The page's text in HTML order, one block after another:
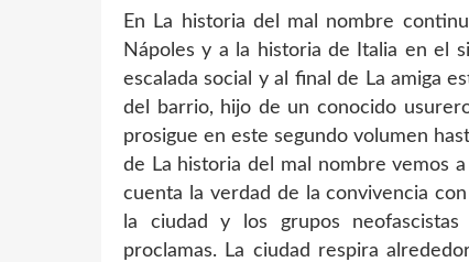
En La historia del mal nombre
Nápoles y a la historia de Italia en el
escalada social y al final de La amiga
del barrio, hijo de un conocido
prosigue en este segundo volumen
de La historia del mal nombre vemos
cuenta la verdad de la convivencia
la ciudad y los grupos
proclamas. La ciudad respira